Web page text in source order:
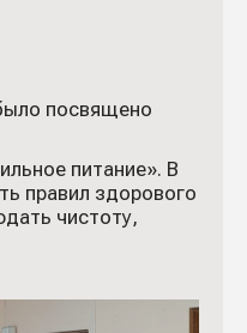
посвящено
питание». В
правил здорового
чистоту,